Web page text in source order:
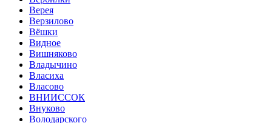
Верея
Верзилово
Вёшки
Видное
Вишняково
Владычино
Власиха
Власово
ВНИИССОК
Внуково
Володарского